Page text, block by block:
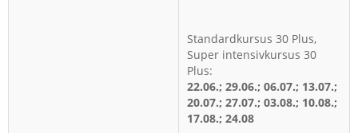
Standardkursus 30 Plus,
Super intensivkursus 30
Plus:
22.06.; 29.06.; 06.07.; 13.07.;
20.07.; 27.07.; 03.08.; 10.08.;
17.08.; 24.08